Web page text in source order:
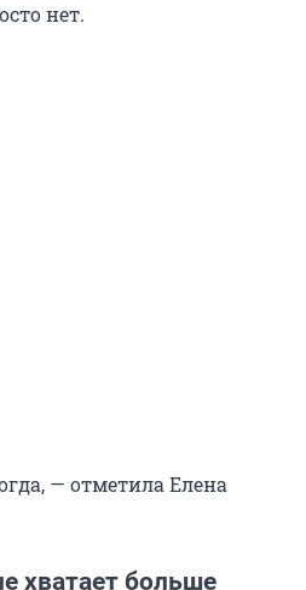
нет.
— отметила Елена
хватает больше